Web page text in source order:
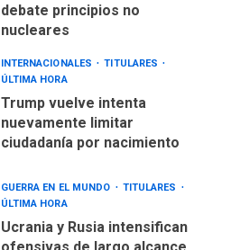
debate principios no
nucleares
INTERNACIONALES
TITULARES
ÚLTIMA HORA
Trump vuelve intenta
nuevamente limitar
ciudadanía por nacimiento
GUERRA EN EL MUNDO
TITULARES
ÚLTIMA HORA
Ucrania y Rusia intensifican